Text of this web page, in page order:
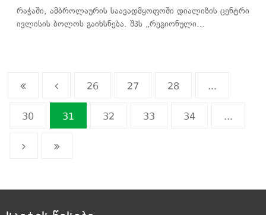
რაჭაში, ამბროლაურის საავადმყოფოში დიალიზის ცენტრი
ივლისის ბოლოს გაიხსნება. შპს „რეგიონული…
26 27 28 ...
30 31 32 33 34 ...